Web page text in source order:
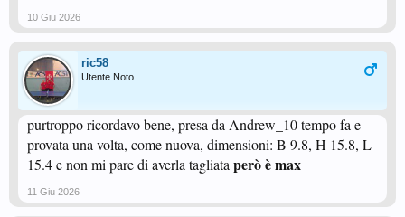
10 Giu 2026
ric58
Utente Noto
purtroppo ricordavo bene, presa da Andrew_10 tempo fa e
provata una volta, come nuova, dimensioni: B 9.8, H 15.8, L
15.4 e non mi pare di averla tagliata però è max
11 Giu 2026